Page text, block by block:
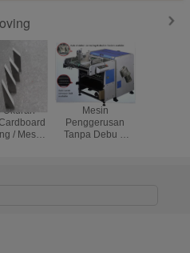
Ukuran
/ Mesin
Mesin
Penggerusan
Tanpa Debu V